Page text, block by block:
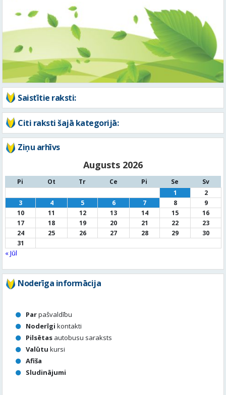
Saistītie raksti:
Citi raksti šajā kategorijā:
Ziņu arhīvs
Augusts 2026
Pi Ot Tr Ce
1
2
3
4
19 20 21
24
25 26 27 28 29
30
31
Noderīga informācija
Noderīgikontakti
Pilsētas
autobusu saraksts
Valūtukursi
Sludinājumi
Aktuālais jautājums